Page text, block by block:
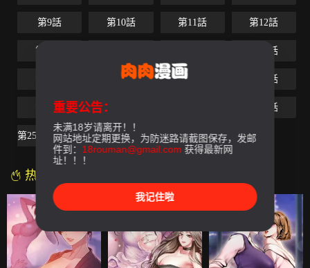
第9話 第10話 第11話 第12話
第13話 第16話
第18話 第19話 第20話
第21話 第22話 第24話
第25話-最終話（完结）
热门漫画
重要公告：
未满18岁请离开！！
网站地址定期更换，为防迷路请截图保存，发邮
件到： 18rouman@gmail.com 获得最新网
址！！！
我记住啦